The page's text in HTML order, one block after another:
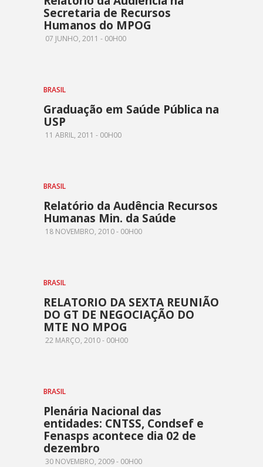
Secretaria de Recursos
Humanos do MPOG
07 JUNHO, 2011 - 00H00
BRASIL
Graduação em Saúde Pública na
USP
11 ABRIL, 2011 - 00H00
BRASIL
Relatório da Audência Recursos
Humanas Min. da Saúde
18 NOVEMBRO, 2010 - 00H00
BRASIL
RELATORIO DA SEXTA REUNIÃO
DO GT DE NEGOCIAÇÃO DO
MTE NO MPOG
22 MARÇO, 2010 - 00H00
BRASIL
Plenária Nacional das
entidades: CNTSS, Condsef e
Fenasps acontece dia 02 de
dezembro
30 NOVEMBRO, 2009 - 00H00